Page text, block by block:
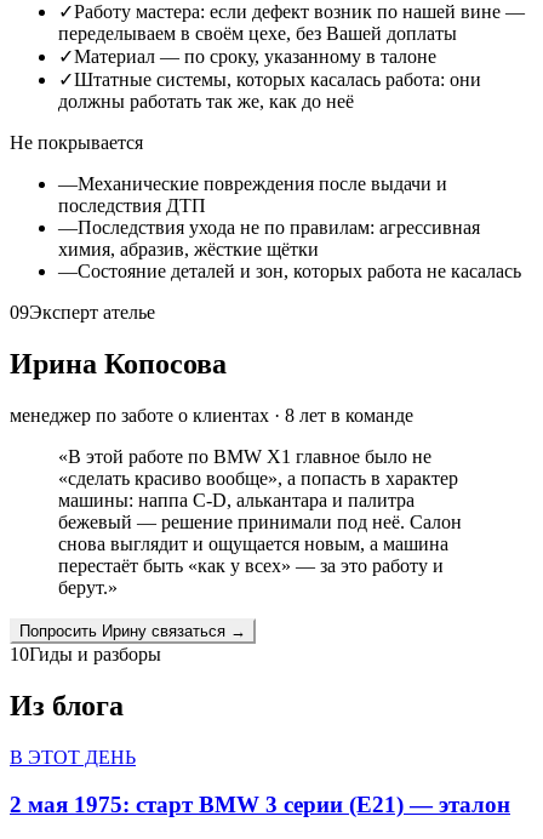
✓Работу мастера: если дефект возник по нашей вине —
переделываем в своём цехе, без Вашей доплаты
✓Материал — по сроку, указанному в талоне
✓Штатные системы, которых касалась работа: они
должны работать так же, как до неё
Не покрывается
—Механические повреждения после выдачи и
последствия ДТП
—Последствия ухода не по правилам: агрессивная
химия, абразив, жёсткие щётки
—Состояние деталей и зон, которых работа не касалась
09Эксперт ателье
Ирина Копосова
менеджер по заботе о клиентах · 8 лет в команде
«В этой работе по BMW X1 главное было не
«сделать красиво вообще», а попасть в характер
машины: наппа C-D, алькантара и палитра
бежевый — решение принимали под неё. Салон
снова выглядит и ощущается новым, а машина
перестаёт быть «как у всех» — за это работу и
берут.»
Попросить Ирину связаться →
10Гиды и разборы
Из блога
В ЭТОТ ДЕНЬ
2 мая 1975: старт BMW 3 серии (E21) — эталон